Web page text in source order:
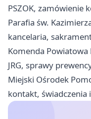
PSZOK, zamówienie
Parafia św.
kancelaria,
Komenda Powiatowa
JRG, sprawy
Miejski Ośrodek
kontakt, świadczenia